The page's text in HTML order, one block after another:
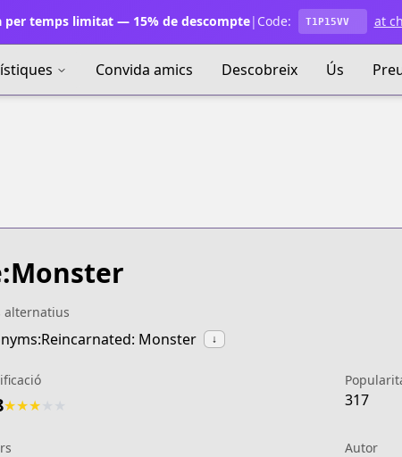
per temps limitat — 15% de descompte| Code: T1P15VV at
Convida amics Descobreix Ús
alternatius
Monster ↓
★★★ 317
Autor